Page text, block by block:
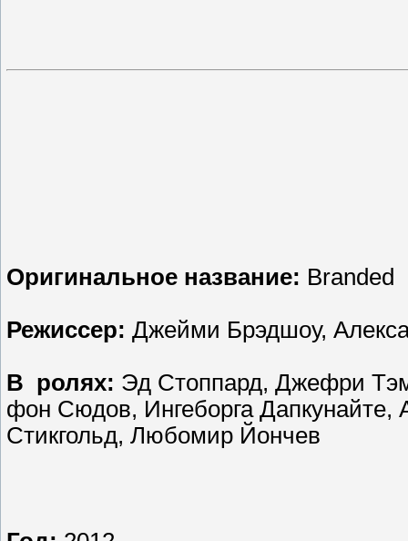
Оригинальное название: Branded
Режиссер: Джейми Брэдшоу,
В ролях: Эд Стоппард, Джефри
фон Сюдов, Ингеборга
Стикгольд, Любомир Йончев